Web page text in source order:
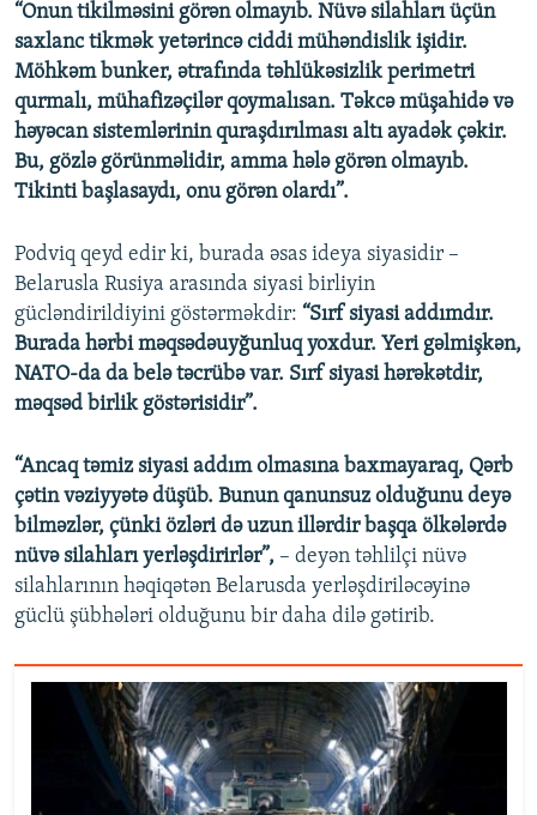
“Onun tikilməsini görən olmayıb. Nüvə silahları üçün
saxlanc tikmək yetərincə ciddi mühəndislik işidir.
Möhkəm bunker, ətrafında təhlükəsizlik perimetri
qurmalı, mühafizəçilər qoymalısan. Təkcə müşahidə və
həyəcan sistemlərinin quraşdırılması altı ayadək çəkir.
Bu, gözlə görünməlidir, amma hələ görən olmayıb.
Tikinti başlasaydı, onu görən olardı”.
Podviq qeyd edir ki, burada əsas ideya siyasidir –
Belarusla Rusiya arasında siyasi birliyin
gücləndirildiyini göstərməkdir: “Sırf siyasi addımdır.
Burada hərbi məqsədəuyğunluq yoxdur. Yeri gəlmişkən,
NATO-da da belə təcrübə var. Sırf siyasi hərəkətdir,
məqsəd birlik göstərisidir”.
“Ancaq təmiz siyasi addım olmasına baxmayaraq, Qərb
çətin vəziyyətə düşüb. Bunun qanunsuz olduğunu deyə
bilməzlər, çünki özləri də uzun illərdir başqa ölkələrdə
nüvə silahları yerləşdirirlər”, – deyən təhlilçi nüvə
silahlarının həqiqətən Belarusda yerləşdiriləcəyinə
güclü şübhələri olduğunu bir daha dilə gətirib.